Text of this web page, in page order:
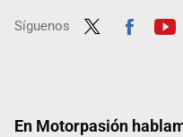
Síguenos
En Motorpasión